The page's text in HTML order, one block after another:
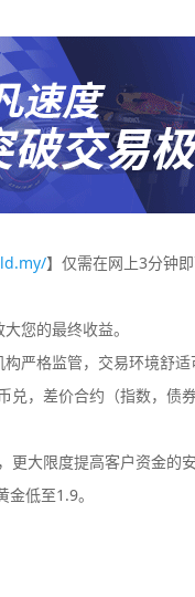
】仅需在网上3分钟
您的最终收益。
严格监管，交易环境舒适
兑，差价合约（指数，债
大限度提高客户资金的安
低至1.9。